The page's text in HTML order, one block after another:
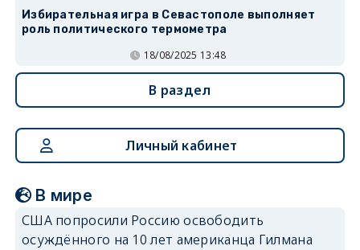
Избирательная игра в Севастополе выполняет
роль политического термометра
18/08/2025 13:48
В раздел
Личный кабинет
В мире
США попросили Россию освободить
осуждённого на 10 лет американца Гилмана